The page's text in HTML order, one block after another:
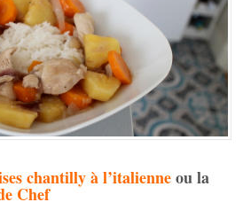
chantilly à l’italienneou la
Chef